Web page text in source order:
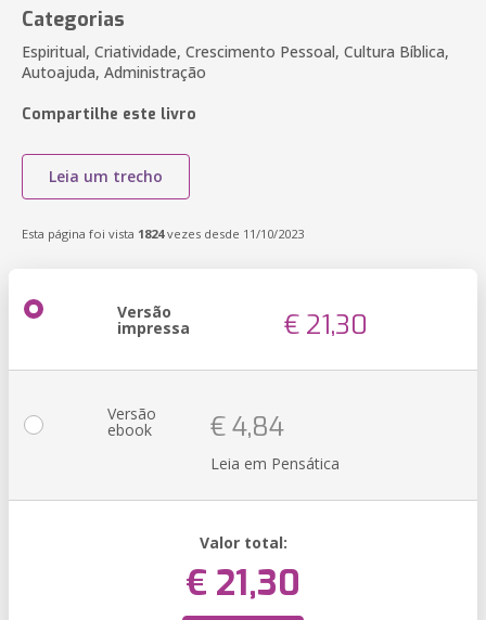
Categorias
Espiritual, Criatividade, Crescimento Pessoal, Cultura Bíblica,
Autoajuda, Administração
Compartilhe este livro
Leia um trecho
Esta página foi vista 1824vezes desde 11/10/2023
Versão
impressa € 21,30
Versão
ebook € 4,84
Leia em Pensática
Valor total:
€ 21,30